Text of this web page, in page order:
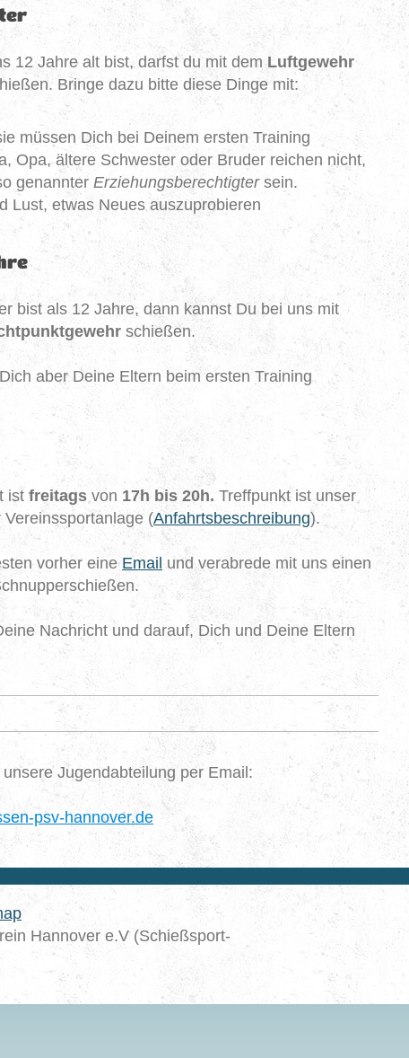
12 Jahre alt bist, darfst du mit dem Luftgewehr
Bringe dazu bitte diese Dinge mit:
müssen Dich bei Deinem ersten Training
Opa, ältere Schwester oder Bruder reichen nicht,
genannter Erziehungsberechtigtersein.
Lust, etwas Neues auszuprobieren
bist als 12 Jahre, dann kannst Du bei uns mit
schießen.
aber Deine Eltern beim ersten Training
ist freitags von 17h bis 20h. Treffpunkt ist unser
(Anfahrtsbeschreibung).
vorher eineEmail und verabrede mit uns einen
Nachricht und darauf, Dich und Deine Eltern
Jugendabteilung per Email:
psv-hannover.de
Hannover e.V (Schießsport-